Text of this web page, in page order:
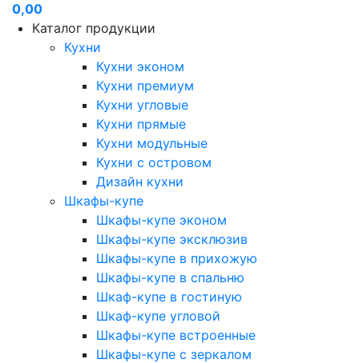
0,00
Каталог продукции
Кухни
Кухни эконом
Кухни премиум
Кухни угловые
Кухни прямые
Кухни модульные
Кухни с островом
Дизайн кухни
Шкафы-купе
Шкафы-купе эконом
Шкафы-купе эксклюзив
Шкафы-купе в прихожую
Шкафы-купе в спальню
Шкаф-купе в гостиную
Шкаф-купе угловой
Шкафы-купе встроенные
Шкафы-купе с зеркалом